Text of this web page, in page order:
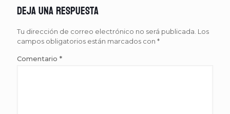
Deja una respuesta
Tu dirección de correo electrónico no será publicada. Los
campos obligatorios están marcados con *
Comentario *